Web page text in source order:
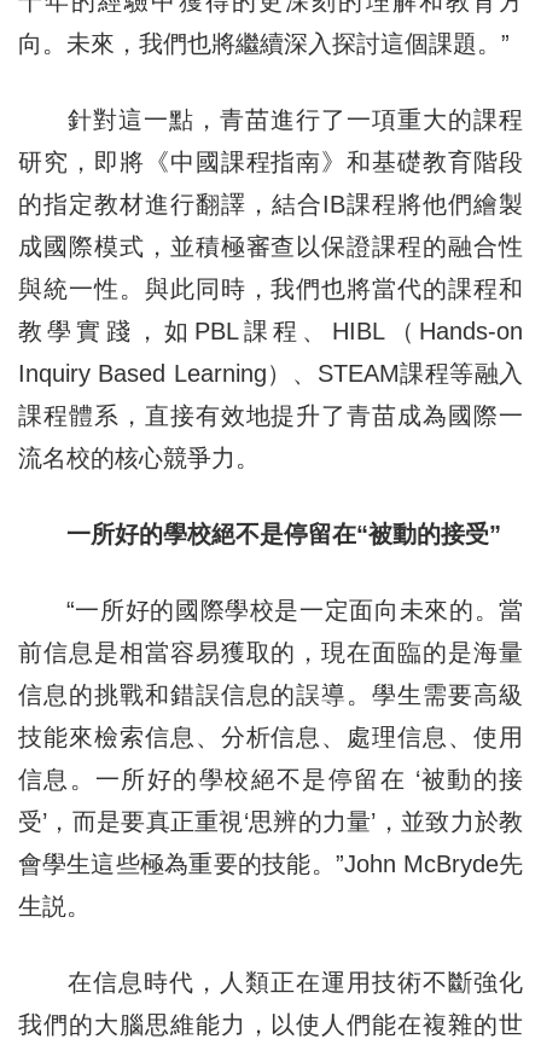
向。未來，我們也將繼續深入探討這個課題。”
針對這一點，青苗進行了一項重大的課程
研究，即將《中國課程指南》和基礎教育階段
的指定教材進行翻譯，結合IB課程將他們繪製
成國際模式，並積極審查以保證課程的融合性
與統一性。與此同時，我們也將當代的課程和
教學實踐，如PBL課程、HIBL（Hands-on
Inquiry Based Learning）、STEAM課程等融入
課程體系，直接有效地提升了青苗成為國際一
流名校的核心競爭力。
一所好的學校絕不是停留在“被動的接受”
“一所好的國際學校是一定面向未來的。當
前信息是相當容易獲取的，現在面臨的是海量
信息的挑戰和錯誤信息的誤導。學生需要高級
技能來檢索信息、分析信息、處理信息、使用
信息。一所好的學校絕不是停留在 ‘被動的接
受’，而是要真正重視‘思辨的力量’，並致力於教
會學生這些極為重要的技能。”John McBryde先
生説。
在信息時代，人類正在運用技術不斷強化
我們的大腦思維能力，以使人們能在複雜的世